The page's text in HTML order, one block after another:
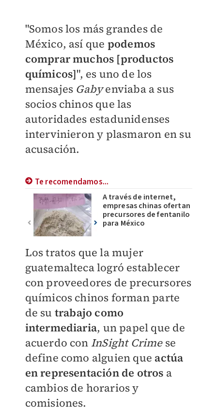
"Somos los más grandes de
México, así que podemos
comprar muchos [productos
químicos]", es uno de los
mensajes Gabyenviaba a sus
socios chinos que las
autoridades estadunidenses
intervinieron y plasmaron en su
acusación.
Te recomendamos...
A través de internet,
empresas chinas ofertan
precursores de fentanilo
para México
Los tratos que la mujer
guatemalteca logró establecer
con proveedores de precursores
químicos chinos forman parte
de su trabajo como
intermediaria, un papel que de
acuerdo con InSight Crime se
define como alguien que actúa
en representación de otros a
cambios de horarios y
comisiones.